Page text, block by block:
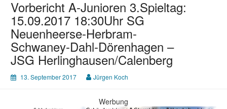
Vorbericht A-Junioren 3.Spieltag:
15.09.2017 18:30Uhr SG
Neuenheerse-Herbram-
Schwaney-Dahl-Dörenhagen –
JSG Herlinghausen/Calenberg
13. September 2017 Jürgen Koch
Werbung